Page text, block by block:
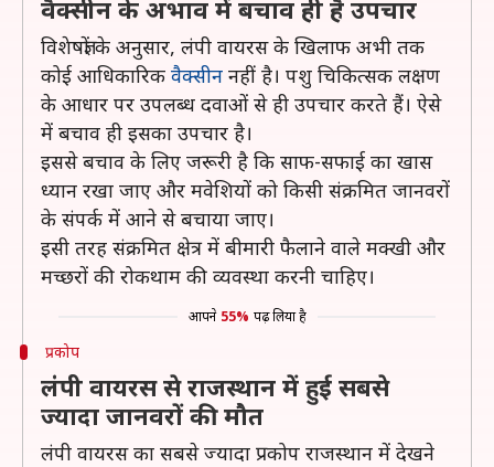
वैक्सीन के अभाव में बचाव ही है उपचार
विशेषज्ञों के अनुसार, लंपी वायरस के खिलाफ अभी तक
कोई आधिकारिक वैक्सीन नहीं है। पशु चिकित्सक लक्षण
के आधार पर उपलब्ध दवाओं से ही उपचार करते हैं। ऐसे
में बचाव ही इसका उपचार है।
इससे बचाव के लिए जरूरी है कि साफ-सफाई का खास
ध्यान रखा जाए और मवेशियों को किसी संक्रमित जानवरों
के संपर्क में आने से बचाया जाए।
इसी तरह संक्रमित क्षेत्र में बीमारी फैलाने वाले मक्खी और
मच्छरों की रोकथाम की व्यवस्था करनी चाहिए।
आपने 55% पढ़ लिया है
प्रकोप
लंपी वायरस से राजस्थान में हुई सबसे
ज्यादा जानवरों की मौत
लंपी वायरस का सबसे ज्यादा प्रकोप राजस्थान में देखने